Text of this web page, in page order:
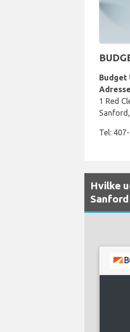
Budget
Adresse
1 Red
Tel:
Hvilke